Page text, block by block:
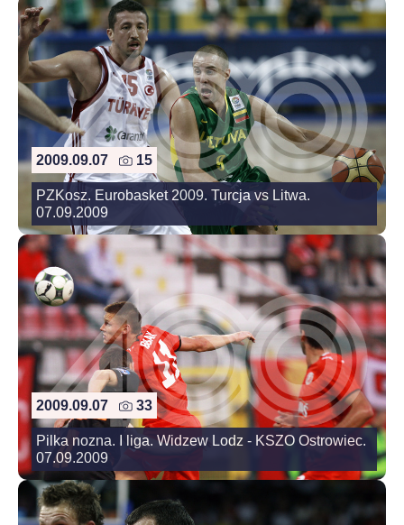
2009.09.07 15
PZKosz. Eurobasket 2009. Turcja vs Litwa.
07.09.2009
2009.09.07 33
Pilka nozna. I liga. Widzew Lodz - KSZO Ostrowiec.
07.09.2009